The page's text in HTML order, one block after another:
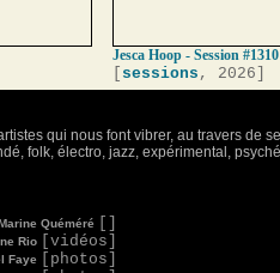
Jesca Hoop - Session #1310
sessions , 2026]
qui nous font vibrer, au travers de
folk, électro, jazz, expérimental,
Quéméré
Rio [vidéos]
Faye [photos]